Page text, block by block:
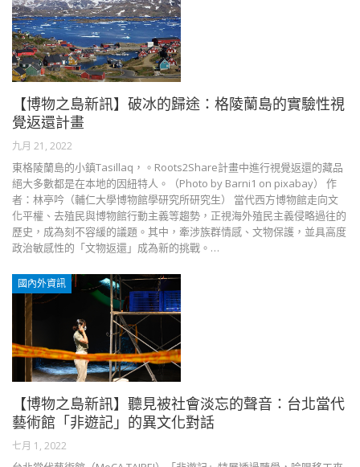
【博物之島新訊】破冰的歸途：格陵蘭島的實驗性視
覺返還計畫
九月 21, 2022
東格陵蘭島的小鎮Tasillaq，。Roots2Share計畫中進行視覺返還的藏品
絕大多數都是在本地的因紐特人。（Photo by Barni1 on pixabay） 作
者：林亭吟（輔仁大學博物館學研究所研究生） 當代西方博物館走向文
化平權、去殖民與博物館行動主義等趨勢，正視海外殖民主義侵略過往的
歷史，成為刻不容緩的議題。其中，牽涉族群情感、文物保護，並具高度
政治敏感性的「文物返還」成為新的挑戰。…
國內外資訊
【博物之島新訊】聽見被社會淡忘的聲音：台北當代
藝術館「非遊記」的異文化對話
七月 1, 2022